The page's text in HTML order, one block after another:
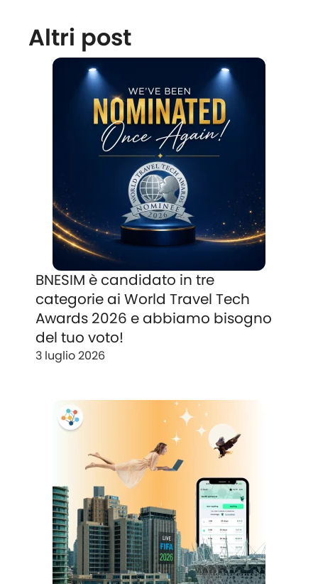
Altri post
BNESIM è candidato in tre
categorie ai World Travel Tech
Awards 2026 e abbiamo bisogno
del tuo voto!
3 luglio 2026